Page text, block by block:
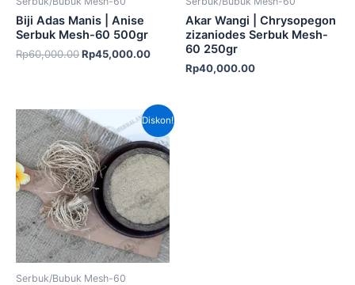
Biji Adas Manis | Anise
Serbuk Mesh-60 500gr
Rp60,000.00Rp45,000.00
Akar Wangi | Chrysopegon
zizaniodes Serbuk Mesh-
60 250gr
Rp40,000.00
Diskon!
Serbuk/Bubuk Mesh-60
Harga
aslinya
adalah:
Rp160,000.00.
Harga
saat
ini
adalah:
Rp105,000.00.